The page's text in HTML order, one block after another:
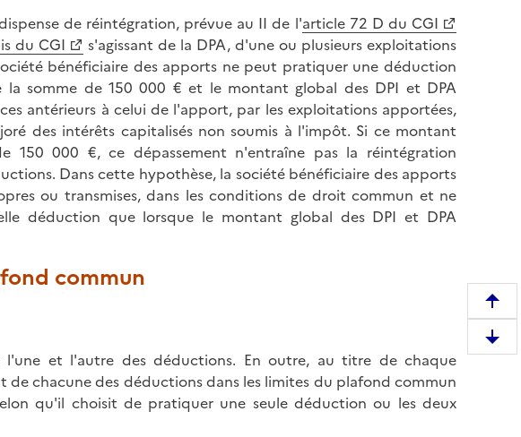
de réintégration, prévue au II de l'article 72 D du CGI
du CGI
s'agissant de la DPA, d'une ou plusieurs exploitations
bénéficiaire des apports ne peut pratiquer une déduction
somme de 150 000 € et le montant global des DPI et DPA
antérieurs à celui de l'apport, par les exploitations apportées,
des intérêts capitalisés non soumis à l'impôt. Si ce montant
150 000 €, ce dépassement n'entraîne pas la réintégration
Dans cette hypothèse, la société bénéficiaire des apports
ou transmises, dans les conditions de droit commun et ne
déduction que lorsque le montant global des DPI et DPA
commun
et l'autre des déductions. En outre, au titre de chaque
chacune des déductions dans les limites du plafond commun
qu'il choisit de pratiquer une seule déduction ou les deux
e
m
D